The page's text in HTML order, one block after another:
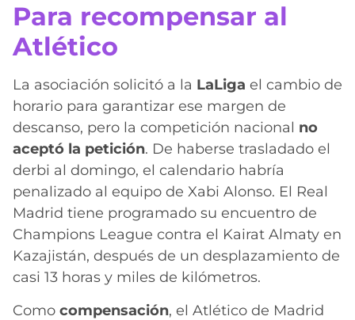
Para recompensar al
Atlético
La asociación solicitó a la LaLiga el cambio de
horario para garantizar ese margen de
descanso, pero la competición nacional no
aceptó la petición. De haberse trasladado el
derbi al domingo, el calendario habría
penalizado al equipo de Xabi Alonso. El Real
Madrid tiene programado su encuentro de
Champions League contra el Kairat Almaty en
Kazajistán, después de un desplazamiento de
casi 13 horas y miles de kilómetros.
Como compensación, el Atlético de Madrid